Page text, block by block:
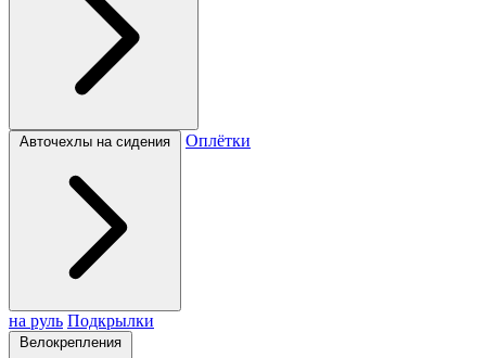
Авточехлы на сидения Оплётки
на руль Подкрылки
Велокрепления